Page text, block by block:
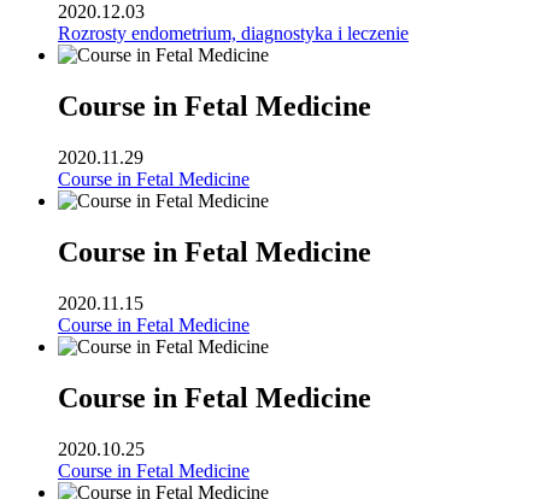
2020.12.03
Rozrosty endometrium, diagnostyka i leczenie
Course in Fetal Medicine
2020.11.29
Course in Fetal Medicine
Course in Fetal Medicine
2020.11.15
Course in Fetal Medicine
Course in Fetal Medicine
2020.10.25
Course in Fetal Medicine